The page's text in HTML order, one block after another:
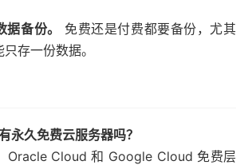
备份。
免费还是付费都要备份，尤其
存一份数据。
永久免费云服务器吗？
Oracle Cloud 和 Google Cloud 免费层